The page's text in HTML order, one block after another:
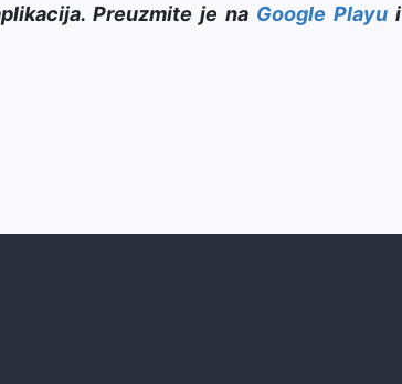
Preuzmite je na Google Playui